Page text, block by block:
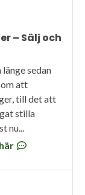
– Sälj och
sedan
att
till det att
stilla
nu...